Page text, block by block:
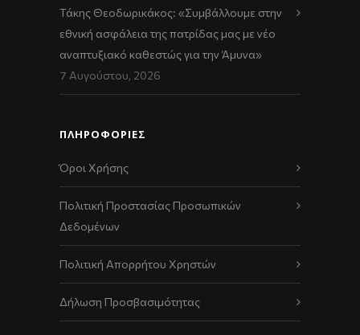
Τάκης Θεοδωρικάκος: «Συμβάλλουμε στην
εθνική ασφάλεια της πατρίδας μας με νέο
αναπτυξιακό καθεστώς για την Άμυνα»
7 Αυγούστου, 2026
ΠΛΗΡΟΦΟΡΙΕΣ
Όροι Χρήσης
Πολιτική Προστασίας Προσωπικών
Δεδομένων
Πολιτική Απορρήτου Χρηστών
Δήλωση Προσβασιμότητας